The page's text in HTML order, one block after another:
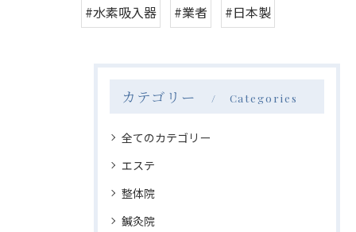
#水素吸入器 #業者 #日本製
カテゴリー Categories
全てのカテゴリー
エステ
整体院
鍼灸院